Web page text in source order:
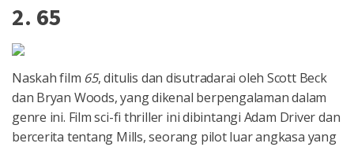
2. 65
Naskah film 65, ditulis dan disutradarai oleh Scott Beck
dan Bryan Woods, yang dikenal berpengalaman dalam
genre ini. Film sci-fi thriller ini dibintangi Adam Driver dan
bercerita tentang Mills, seorang pilot luar angkasa yang